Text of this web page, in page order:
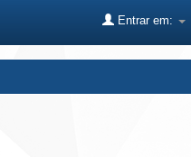
Entrar em: